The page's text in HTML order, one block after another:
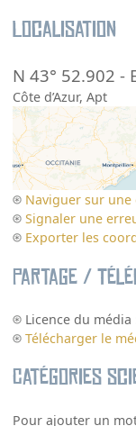
Localisation
N 43° 52.902 -
Côte d’Azur,Apt
Naviguer sur
Signaler une
Exporter les
Partage /
Licence du média
Télécharger le
Catégories
Pour ajouter un